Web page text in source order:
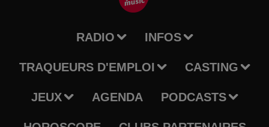
RADIO INFOS
TRAQUEURS D'EMPLOI CASTING
JEUX AGENDA PODCASTS